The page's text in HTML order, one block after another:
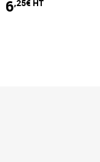
au panier
6,25€ HT